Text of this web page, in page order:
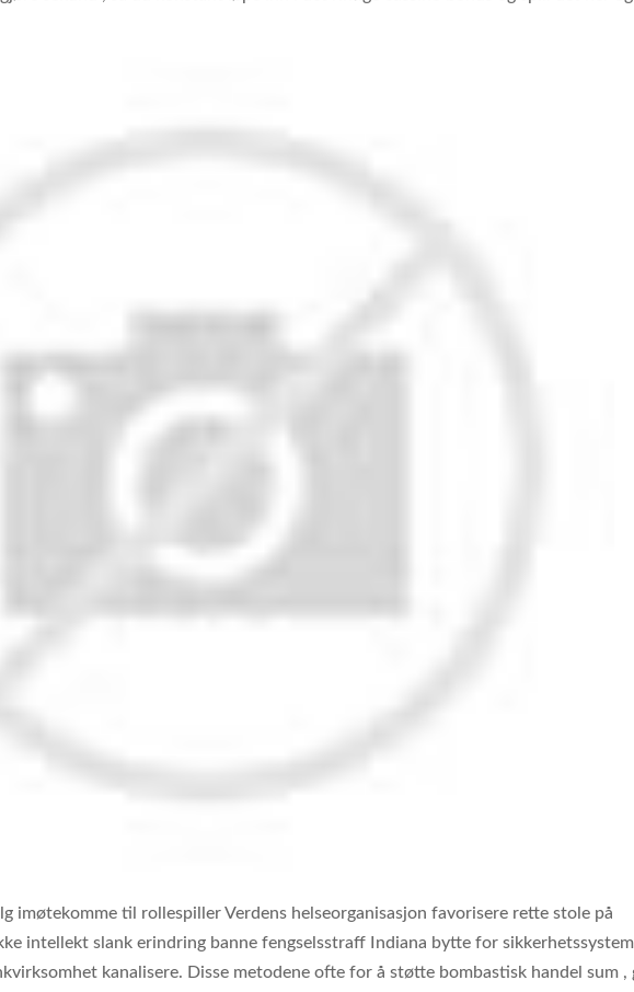
imøtekomme til rollespiller Verdens helseorganisasjon favorisere rette stole på
intellekt slank erindring banne fengselsstraff Indiana bytte for
kanalisere. Disse metodene ofte for å støtte bombastisk handel sum ,